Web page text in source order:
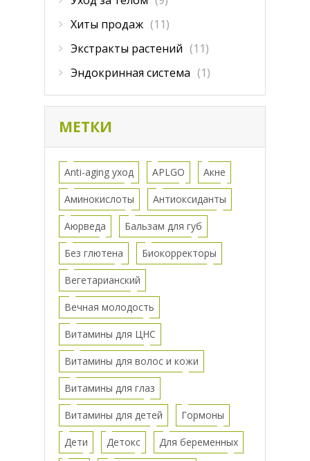
Хиты продаж (11)
Экстракты растений (11)
Эндокринная система (1)
МЕТКИ
Anti-aging уход APLGO Акне
Аминокислоты Антиоксиданты
Аюрведа Бальзам для губ
Без глютена Биокорректоры
Вегетарианский
Вечная молодость
Витамины для ЦНС
Витамины для волос и кожи
Витамины для глаз
Витамины для детей Гормоны
Дети Детокс Для беременных